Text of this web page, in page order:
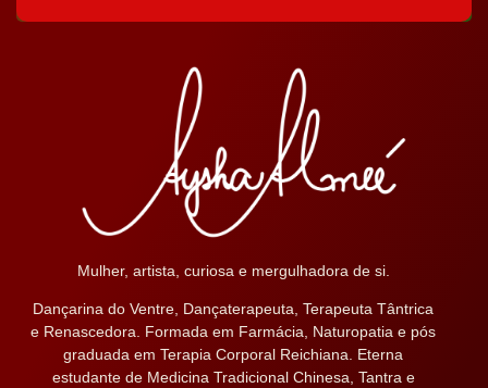
Mulher, artista, curiosa e mergulhadora de si.
Dançarina do Ventre, Dançaterapeuta, Terapeuta Tântrica
e Renascedora. Formada em Farmácia, Naturopatia e pós
graduada em Terapia Corporal Reichiana. Eterna
estudante de Medicina Tradicional Chinesa, Tantra e